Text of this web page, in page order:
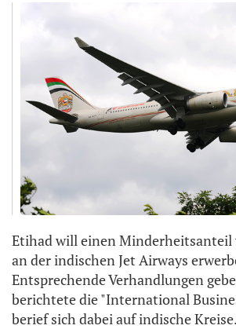
Etihad will einen Minderheitsanteil
an der indischen Jet Airways
Entsprechende Verhandlungen
berichtete die "International
berief sich dabei auf indische Kreise.